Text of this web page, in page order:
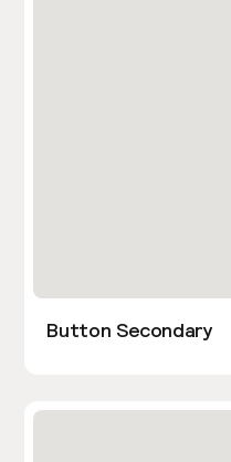
Button Secondary